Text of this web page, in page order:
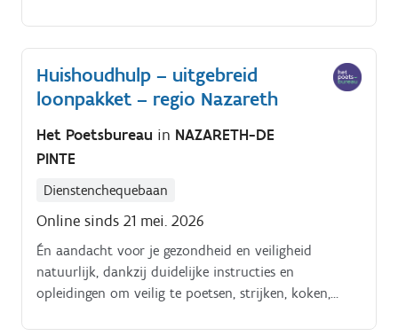
Huishoudhulp – uitgebreid
loonpakket – regio Nazareth
Het Poetsbureau in NAZARETH-DE
PINTE
Dienstenchequebaan
Online sinds 21 mei. 2026
Én aandacht voor je gezondheid en veiligheid
natuurlijk, dankzij duidelijke instructies en
opleidingen om veilig te poetsen, strijken, koken,